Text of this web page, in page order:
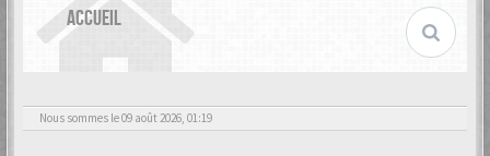
ACCUEIL
Nous sommes le 09 août 2026, 01:19